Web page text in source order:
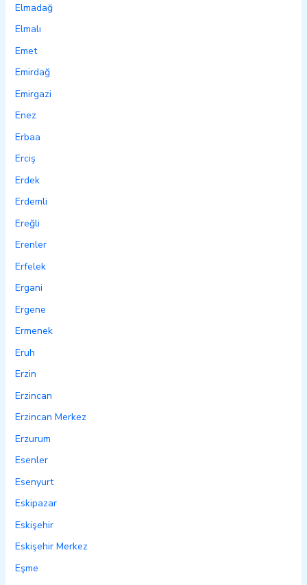
Elmadağ
Elmalı
Emet
Emirdağ
Emirgazi
Enez
Erbaa
Erciş
Erdek
Erdemli
Ereğli
Erenler
Erfelek
Ergani
Ergene
Ermenek
Eruh
Erzin
Erzincan
Erzincan Merkez
Erzurum
Esenler
Esenyurt
Eskipazar
Eskişehir
Eskişehir Merkez
Eşme